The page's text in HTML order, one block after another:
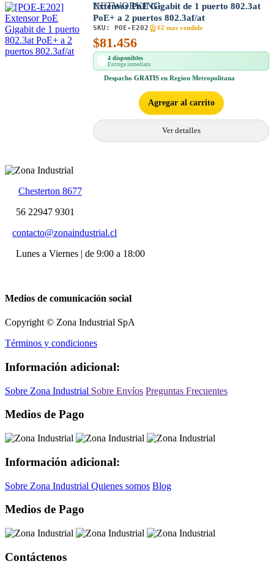
Extensor PoE Gigabit de 1 puerto 802.3at
PoE+ a 2 puertos 802.3af/at
SKU: POE-E202 #2 mas vendido
$81.456
4 disponibles
Entrega inmediata
Despacho GRATIS en Region Metropolitana
Agregar al carrito
Ver detalles
Chesterton 8677
56 22947 9301
contacto@zonaindustrial.cl
Lunes a Viernes | de 9:00 a 18:00
Medios de comunicación social
Copyright © Zona Industrial SpA
Términos y condiciones
Información adicional:
Sobre Zona Industrial Sobre Envíos Preguntas Frecuentes
Medios de Pago
Información adicional:
Sobre Zona Industrial Quienes somos Blog
Medios de Pago
Contáctenos